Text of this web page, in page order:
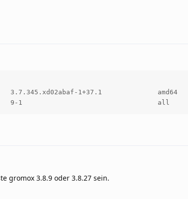
1+37.1              amd64
gromox 3.8.9 oder 3.8.27 sein.